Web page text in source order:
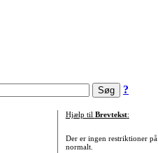
?
Hjælp til Brevtekst:
Der er ingen restriktioner
normalt.